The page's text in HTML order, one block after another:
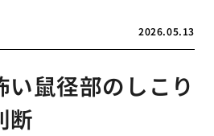
2026.05.13
い鼠径部のしこり
断